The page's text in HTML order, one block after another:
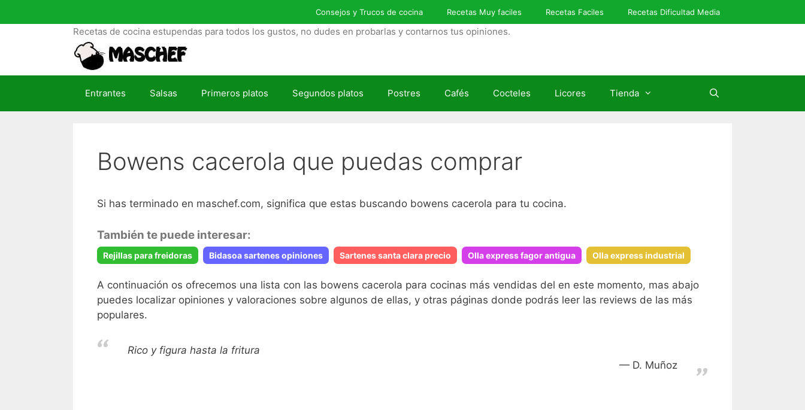
a
l
Consejos y Trucos de cocina Recetas Muy faciles Recetas Faciles Recetas Dificultad Media
Recetas de cocina estupendas para todos los gustos, no dudes en probarlas y contarnos tus opiniones.
Entrantes Salsas Primeros platos Segundos platos Postres Cafés Cocteles Licores Tienda
Bowens cacerola que puedas comprar
Si has terminado en maschef.com, significa que estas buscando bowens cacerola para tu cocina.
También te puede interesar:
Rejillas para freidoras Bidasoa sartenes opiniones Sartenes santa clara precio Olla express fagor antigua Olla express industrial
A continuación os ofrecemos una lista con las bowens cacerola para cocinas más vendidas del en este momento, mas abajo
puedes localizar opiniones y valoraciones sobre algunos de ellas, y otras páginas donde podrás leer las reviews de las más
populares.
Rico y figura hasta la fritura
D. Muñoz